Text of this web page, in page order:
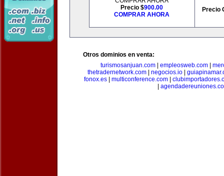
Precio $900.00
COMPRAR AHORA
Precio
Otros dominios en venta:
turismosanjuan.com| empleosweb.com|
thetradernetwork.com
negocios.io
fonox.es| multiconference.com|